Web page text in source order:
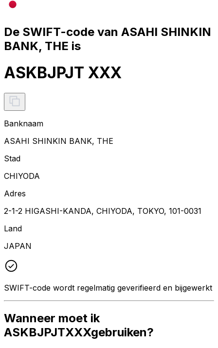
De SWIFT-code van ASAHI SHINKIN
BANK, THE is
ASKBJPJT XXX
Banknaam
ASAHI SHINKIN BANK, THE
Stad
CHIYODA
Adres
2-1-2 HIGASHI-KANDA, CHIYODA, TOKYO, 101-0031
Land
JAPAN
SWIFT-code wordt regelmatig geverifieerd en bijgewerkt
Wanneer moet ik
ASKBJPJTXXXgebruiken?